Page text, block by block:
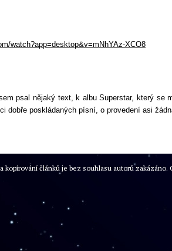
watch?app=desktop&v=mNhYAz-XCO8
psal nějaký text, k albu Superstar, který se
dobře poskládaných písní, o provedení asi
kopírování článků je bez souhlasu autorů